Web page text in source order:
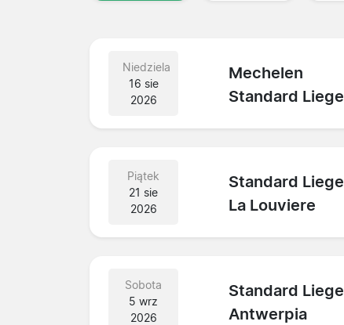
Niedziela
16 sie
2026
Mechelen
Standard Liege
Piątek
21 sie
2026
Standard Liege
La Louviere
Sobota
5 wrz
2026
Standard Liege
Antwerpia